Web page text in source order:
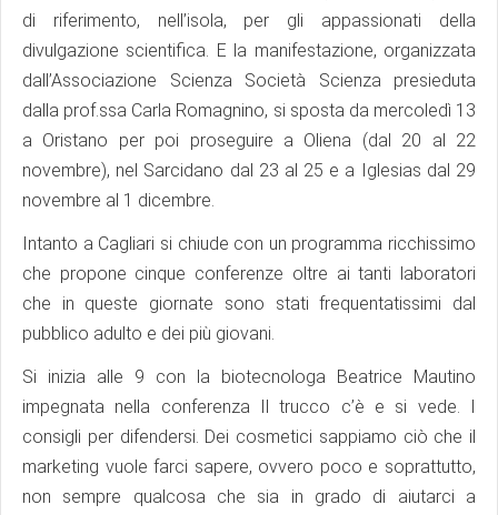
di riferimento, nell’isola, per gli appassionati della
divulgazione scientifica. E la manifestazione, organizzata
dall’Associazione Scienza Società Scienza presieduta
dalla prof.ssa Carla Romagnino, si sposta da mercoledì 13
a Oristano per poi proseguire a Oliena (dal 20 al 22
novembre), nel Sarcidano dal 23 al 25 e a Iglesias dal 29
novembre al 1 dicembre.
Intanto a Cagliari si chiude con un programma ricchissimo
che propone cinque conferenze oltre ai tanti laboratori
che in queste giornate sono stati frequentatissimi dal
pubblico adulto e dei più giovani.
Si inizia alle 9 con la biotecnologa Beatrice Mautino
impegnata nella conferenza Il trucco c’è e si vede. I
consigli per difendersi. Dei cosmetici sappiamo ciò che il
marketing vuole farci sapere, ovvero poco e soprattutto,
non sempre qualcosa che sia in grado di aiutarci a